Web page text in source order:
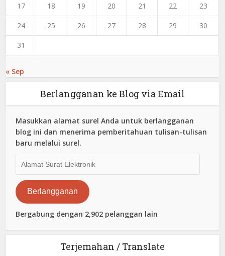
17 18 19 20 21 22 23
24 25 26 27 28 29 30
31
« Sep
Berlangganan ke Blog via Email
Masukkan alamat surel Anda untuk berlangganan
blog ini dan menerima pemberitahuan tulisan-tulisan
baru melalui surel.
Surat
Elektronik
Berlangganan
Bergabung dengan 2,902 pelanggan lain
Terjemahan / Translate